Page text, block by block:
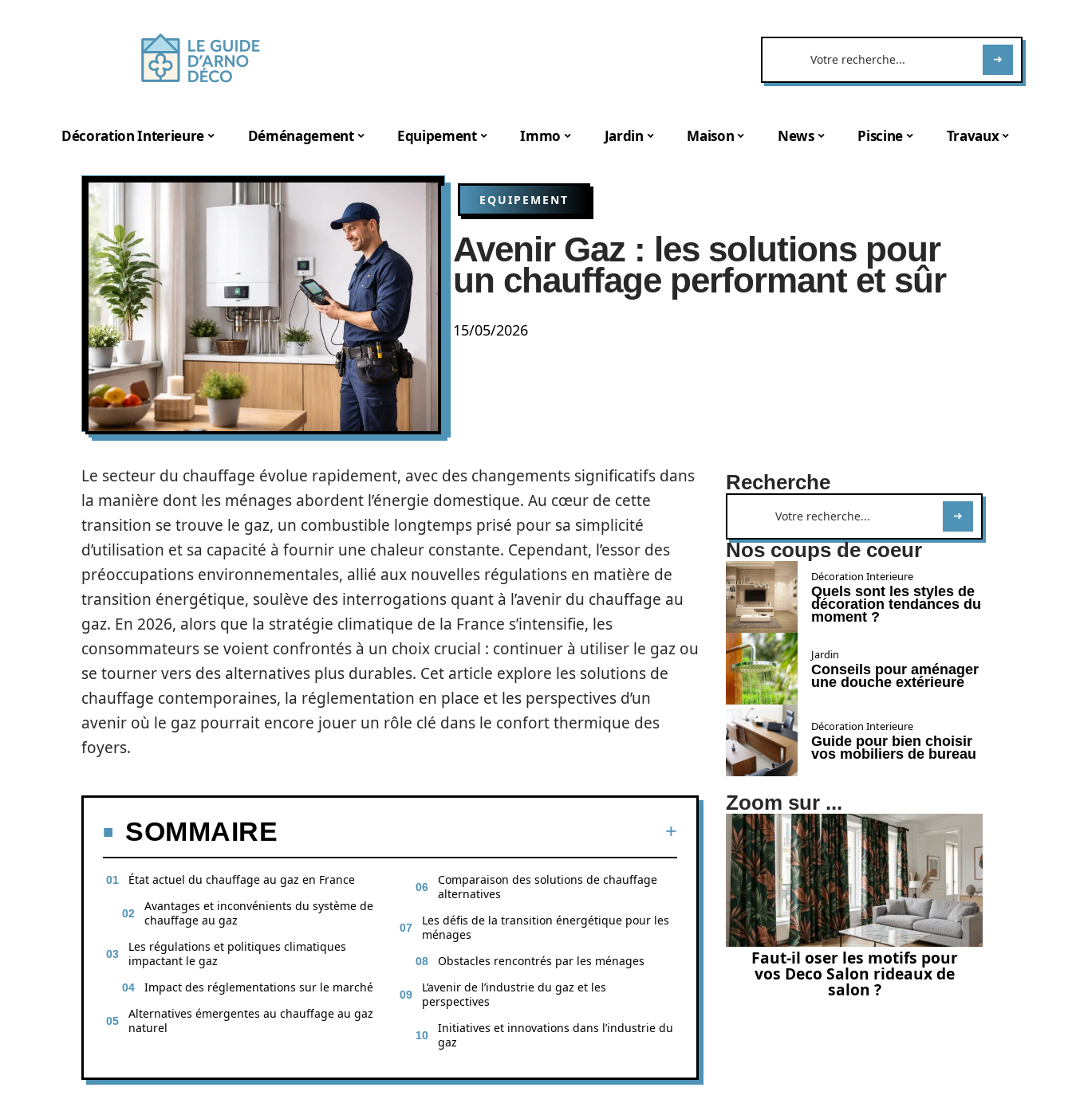
Décoration Interieure Déménagement Equipement Immo Jardin Maison News Piscine Travaux
EQUIPEMENT
Avenir Gaz : les solutions pour
un chauffage performant et sûr
15/05/2026
Le secteur du chauffage évolue rapidement, avec des changements significatifs dans
la manière dont les ménages abordent l’énergie domestique. Au cœur de cette
transition se trouve le gaz, un combustible longtemps prisé pour sa simplicité
d’utilisation et sa capacité à fournir une chaleur constante. Cependant, l’essor des
préoccupations environnementales, allié aux nouvelles régulations en matière de
transition énergétique, soulève des interrogations quant à l’avenir du chauffage au
gaz. En 2026, alors que la stratégie climatique de la France s’intensifie, les
consommateurs se voient confrontés à un choix crucial : continuer à utiliser le gaz ou
se tourner vers des alternatives plus durables. Cet article explore les solutions de
chauffage contemporaines, la réglementation en place et les perspectives d’un
avenir où le gaz pourrait encore jouer un rôle clé dans le confort thermique des
foyers.
SOMMAIRE
État actuel du chauffage au gaz en France
Avantages et inconvénients du système de
chauffage au gaz
Les régulations et politiques climatiques
impactant le gaz
Impact des réglementations sur le marché
Alternatives émergentes au chauffage au gaz
naturel
Comparaison des solutions de chauffage
alternatives
Les défis de la transition énergétique pour les
ménages
Obstacles rencontrés par les ménages
L’avenir de l’industrie du gaz et les
perspectives
Initiatives et innovations dans l’industrie du
gaz
Recherche
Nos coups de coeur
Décoration Interieure
Quels sont les styles de
décoration tendances du
moment ?
Jardin
Conseils pour aménager
une douche extérieure
Décoration Interieure
Guide pour bien choisir
vos mobiliers de bureau
Zoom sur ...
Faut-il oser les motifs pour
vos Deco Salon rideaux de
salon ?